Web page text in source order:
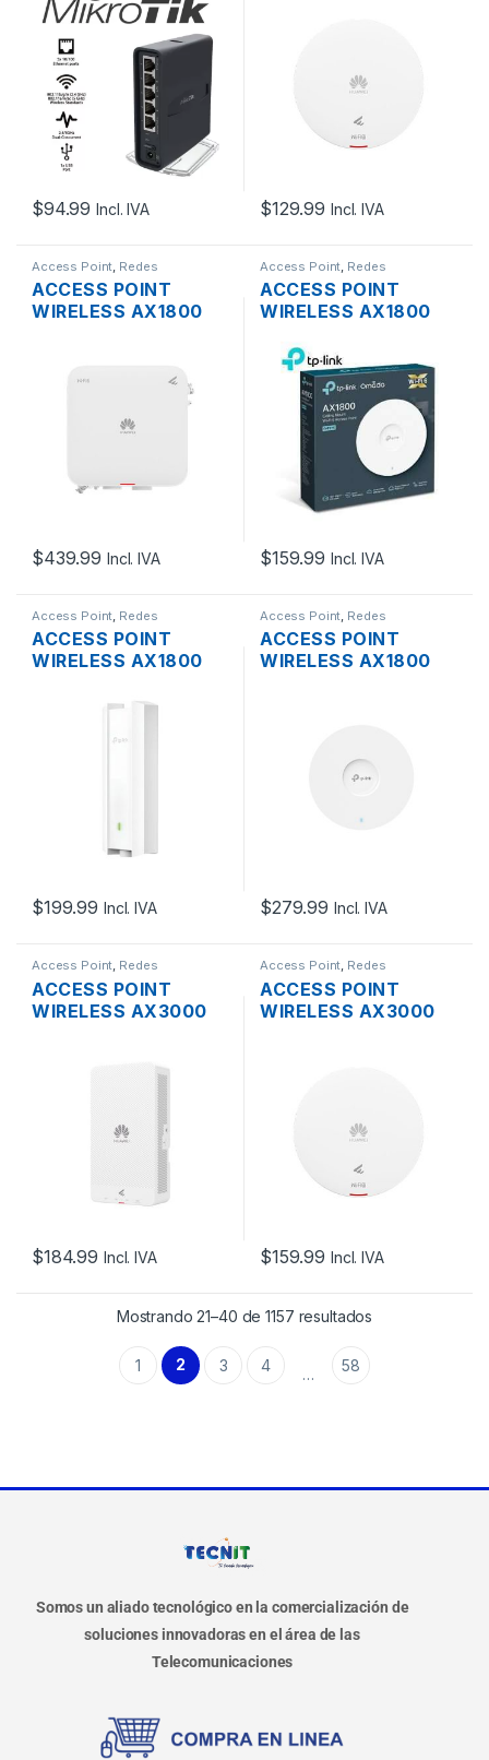
5AC2ND-TC HAP
LITE TC DUAL BAND
200MW 5 PUERTOS
FAST ETHERNET
10/100 MBPS
$94.99 Incl. IVA
SOPORTA POE+
MONTAJE EN TECHO
$129.99 Incl. IVA
Access Point Redes
ACCESS POINT
WIRELESS AX1800
MU-MIMO 2×2
SOPORTA POE+, SFP,
$439.99 Incl. IVA
Access Point Redes
ACCESS POINT
WIRELESS AX1800
DUAL BAND MU-
MIMO GIGABIT
SOPORTA POE
MONTAJE EN TECHO
$159.99 Incl. IVA
Access Point Redes
ACCESS POINT
WIRELESS AX1800
EAP623-OUTDOOR
BAND MU-MIMO
$199.99 Incl. IVA
Access Point Redes
ACCESS POINT
WIRELESS AX1800
POE+ INDOOR
$279.99 Incl. IVA
Access Point Redes
ACCESS POINT
WIRELESS AX3000
MU-MIMO 2×2
CLOUD 5 GIGABIT
SOPORTA POE
IN/OUT MONTAJE EN
$184.99 Incl. IVA
Access Point Redes
ACCESS POINT
WIRELESS AX3000
SOPORTA POE+
MONTAJE EN TECHO
$159.99 Incl. IVA
Mostrando 21–40 de 1157 resultados
1 2 3 4 … 58
Somos un aliado tecnológico en la comercialización de
soluciones innovadoras en el área de las
Telecomunicaciones